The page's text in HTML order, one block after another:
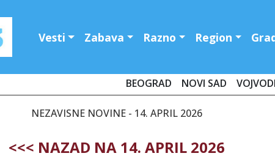
Vesti Zabava Razno Region
BEOGRAD NOVI SAD
NEZAVISNE NOVINE - 14. APRIL 2026
<<< NAZAD NA 14. APRIL 2026